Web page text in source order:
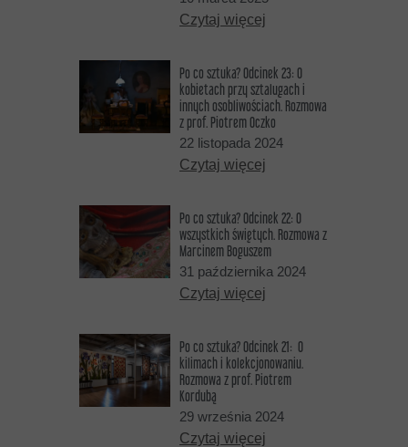
Czytaj więcej
Po co sztuka? Odcinek 23: O
kobietach przy sztalugach i
innych osobliwościach. Rozmowa
z prof. Piotrem Oczko
22 listopada 2024
Czytaj więcej
Po co sztuka? Odcinek 22: O
wszystkich świętych. Rozmowa z
Marcinem Boguszem
31 października 2024
Czytaj więcej
Po co sztuka? Odcinek 21: O
kilimach i kolekcjonowaniu.
Rozmowa z prof. Piotrem
Kordubą
29 września 2024
Czytaj więcej